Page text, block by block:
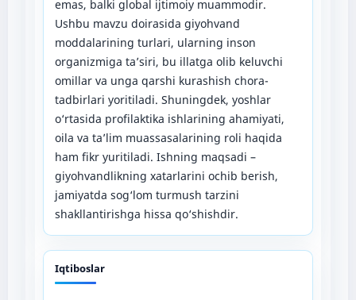
emas, balki global ijtimoiy muammodir.
Ushbu mavzu doirasida giyohvand
moddalarining turlari, ularning inson
organizmiga ta’siri, bu illatga olib keluvchi
omillar va unga qarshi kurashish chora-
tadbirlari yoritiladi. Shuningdek, yoshlar
o‘rtasida profilaktika ishlarining ahamiyati,
oila va ta’lim muassasalarining roli haqida
ham fikr yuritiladi. Ishning maqsadi –
giyohvandlikning xatarlarini ochib berish,
jamiyatda sog‘lom turmush tarzini
shakllantirishga hissa qo‘shishdir.
Iqtiboslar